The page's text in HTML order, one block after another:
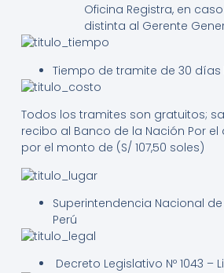
Oficina Registra, en
distinta al Gerente
Tiempo de tramite de 30 días
Todos los tramites son gratuitos;
recibo al Banco de la Nación Por
por el monto de (S/ 107,50 soles)
Superintendencia Nacional
Perú
Decreto Legislativo Nº 1043 –